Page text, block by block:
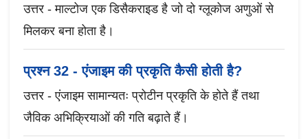
उत्तर - माल्टोज एक डिसैकराइड है जो दो ग्लूकोज अणुओं से
मिलकर बना होता है।
प्रश्न 32 - एंजाइम की प्रकृति कैसी होती है?
उत्तर - एंजाइम सामान्यतः प्रोटीन प्रकृति के होते हैं तथा
जैविक अभिक्रियाओं की गति बढ़ाते हैं।